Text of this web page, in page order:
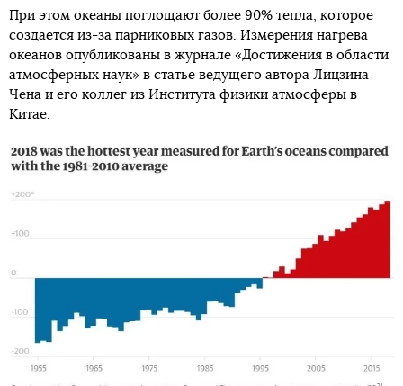
При этом океаны поглощают более 90% тепла, которое
создается из-за парниковых газов. Измерения нагрева
океанов опубликованы в журнале «Достижения в области
атмосферных наук» в статье ведущего автора Лицзина
Чена и его коллег из Института физики атмосферы в
Китае.